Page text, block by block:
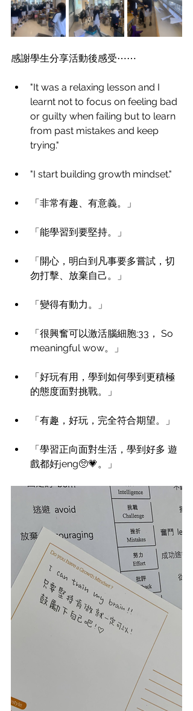
感謝學生分享活動後感受⋯⋯
"It was a relaxing lesson and I
learnt not to focus on feeling bad
or guilty when failing but to learn
from past mistakes and keep
trying."
"I start building growth mindset."
「非常有趣、有意義。」
「能學習到要堅持。」
「開心，明白到凡事要多嘗試，切
勿打擊、放棄自己。」
「變得有動力。」
「很興奮可以激活腦細胞:33， So
meaningful wow。」
「好玩有用，學到如何學到更積極
的態度面對挑戰。」
「有趣，好玩，完全符合期望。」
「學習正向面對生活，學到好多 遊
戲都好jeng🥺💗。」